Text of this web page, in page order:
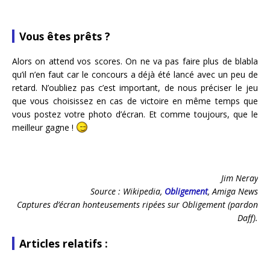
Vous êtes prêts ?
Alors on attend vos scores. On ne va pas faire plus de blabla
qu’il n’en faut car le concours a déjà été lancé avec un peu de
retard. N’oubliez pas c’est important, de nous préciser le jeu
que vous choisissez en cas de victoire en même temps que
vous postez votre photo d’écran. Et comme toujours, que le
meilleur gagne !
Jim Neray
Source : Wikipedia, Obligement, Amiga News
Captures d’écran honteusements ripées sur Obligement (pardon
Daff).
Articles relatifs :